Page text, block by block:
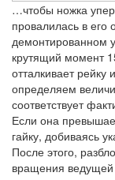
…чтобы ножка
провалилась в его
демонтированном
крутящий момент
отталкивает
определяем
соответствует
Если она
гайку, добиваясь
После этого,
вращения ведущей